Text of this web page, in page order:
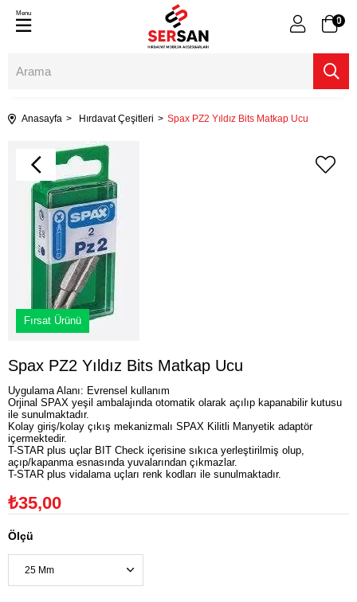
0
Menu
Anasayfa Hırdavat Çeşitleri Spax PZ2 Yıldız Bits Matkap Ucu
Fırsat Ürünü
Spax PZ2 Yıldız Bits Matkap Ucu
Uygulama Alanı: Evrensel kullanım
Orjinal SPAX yeşil ambalajında otomatik olarak açılıp kapanabilir kutusu
ile sunulmaktadır.
Kolay giriş/kolay çıkış mekanizmalı SPAX Kilitli Manyetik adaptör
içermektedir.
T-STAR plus uçlar BIT Check içerisine sıkıca yerleştirilmiş olup,
açıp/kapanma esnasında yuvalarından çıkmazlar.
T-STAR plus vidalama uçları renk kodları ile sunulmaktadır.
₺35,00
Ölçü